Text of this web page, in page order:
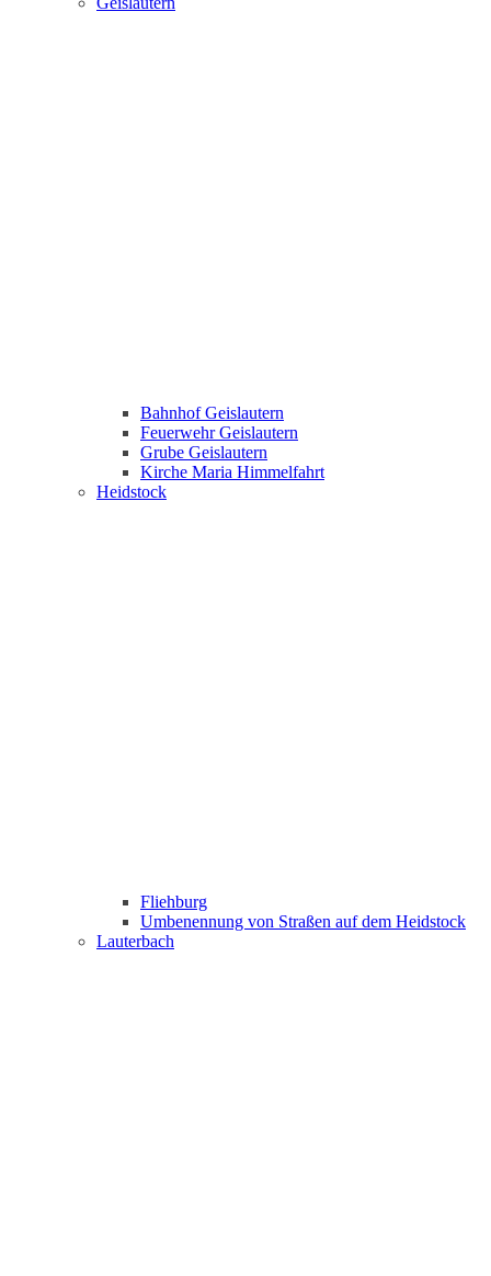
Bahnhof Geislautern
Feuerwehr Geislautern
Grube Geislautern
Kirche Maria Himmelfahrt
Heidstock
Fliehburg
Umbenennung von Straßen auf dem Heidstock
Lauterbach